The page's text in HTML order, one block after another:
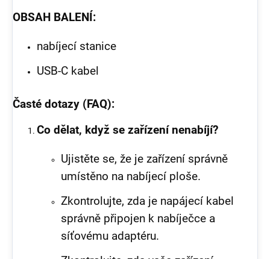
OBSAH BALENÍ:
nabíjecí stanice
USB-C kabel
Časté dotazy (FAQ):
Co dělat, když se zařízení nenabíjí?
Ujistěte se, že je zařízení správně
umístěno na nabíjecí ploše.
Zkontrolujte, zda je napájecí kabel
správně připojen k nabíječce a
síťovému adaptéru.